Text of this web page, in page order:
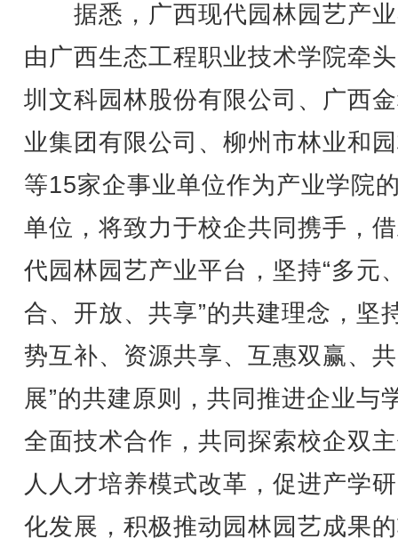
据悉，广西现代园林园艺产
由广西生态工程职业技术学院牵
圳文科园林股份有限公司、广西
业集团有限公司、柳州市林业和
等15家企事业单位作为产业学院
单位，将致力于校企共同携手，
代园林园艺产业平台，坚持“多元
合、开放、共享”的共建理念，坚
势互补、资源共享、互惠双赢、
展”的共建原则，共同推进企业与
全面技术合作，共同探索校企双
人人才培养模式改革，促进产学
化发展，积极推动园林园艺成果